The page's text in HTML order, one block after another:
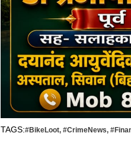
TAGS:#BikeLoot, #CrimeNews,